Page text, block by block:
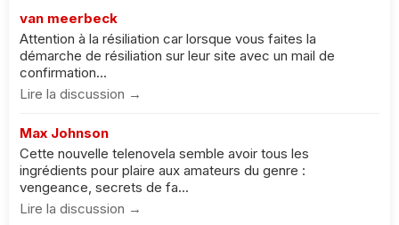
van meerbeck
Attention à la résiliation car lorsque vous faites la
démarche de résiliation sur leur site avec un mail de
confirmation...
Lire la discussion →
Max Johnson
Cette nouvelle telenovela semble avoir tous les
ingrédients pour plaire aux amateurs du genre :
vengeance, secrets de fa...
Lire la discussion →